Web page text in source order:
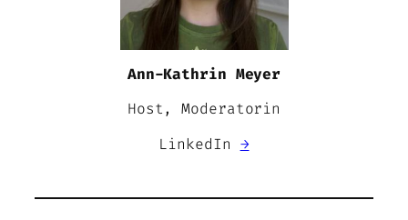
Ann-Kathrin Meyer
Host, Moderatorin
LinkedIn →